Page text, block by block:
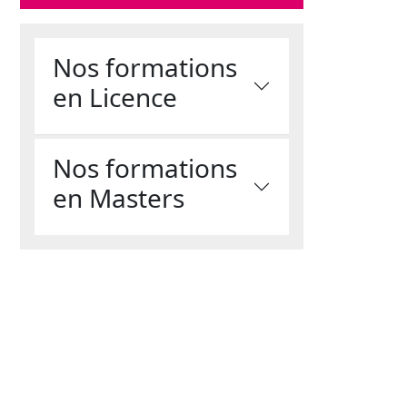
Nos formations
en Licence
Nos formations
en Masters